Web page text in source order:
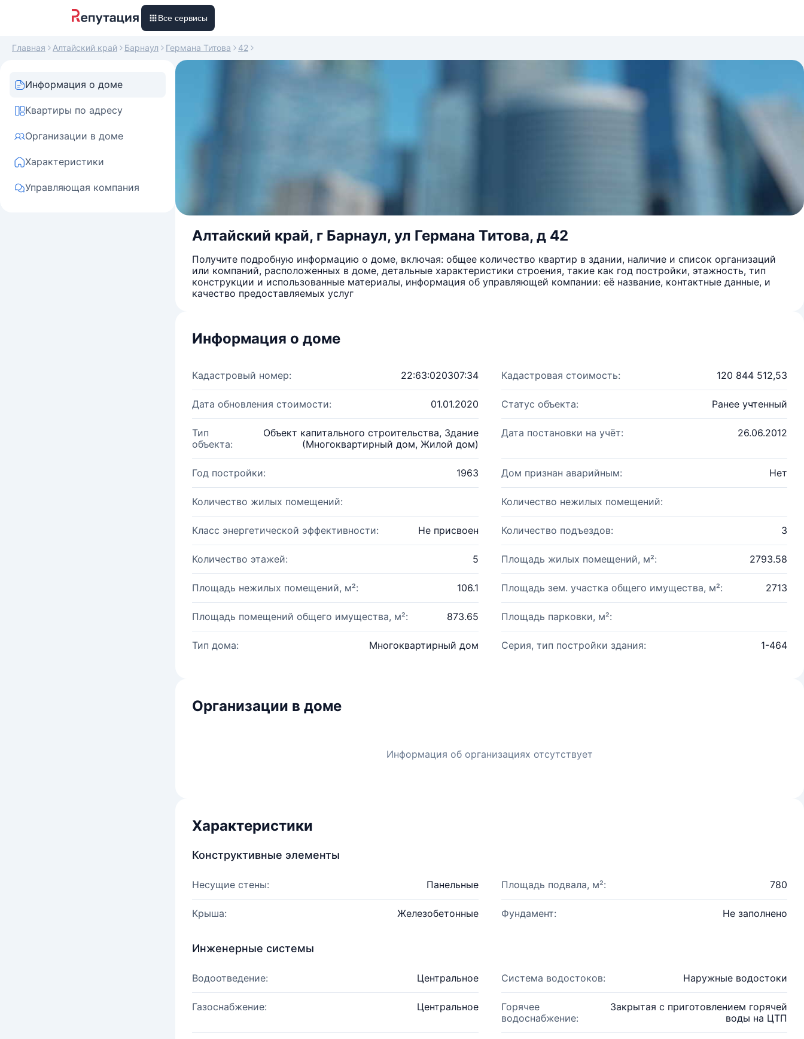
Все сервисы
Главная Алтайский край Барнаул Германа Титова 42
Информация о доме
Квартиры по адресу
Организации в доме
Характеристики
Управляющая компания
Алтайский край, г Барнаул, ул Германа Титова, д 42
Получите подробную информацию о доме, включая: общее количество квартир в здании, наличие и список организаций
или компаний, расположенных в доме, детальные характеристики строения, такие как год постройки, этажность, тип
конструкции и использованные материалы, информация об управляющей компании: её название, контактные данные, и
качество предоставляемых услуг
Информация о доме
Кадастровый номер: 22:63:020307:34 Кадастровая стоимость: 120 844 512,53
Дата обновления стоимости: 01.01.2020 Статус объекта: Ранее учтенный
Тип
объекта:
Объект капитального строительства, Здание
(Многоквартирный дом, Жилой дом)
Дата постановки на учёт: 26.06.2012
Год постройки: 1963 Дом признан аварийным: Нет
Количество жилых помещений: Количество нежилых помещений:
Класс энергетической эффективности: Не присвоен Количество подъездов: 3
Количество этажей: 5 Площадь жилых помещений, м²: 2793.58
Площадь нежилых помещений, м²: 106.1 Площадь зем. участка общего имущества, м²: 2713
Площадь помещений общего имущества, м²: 873.65 Площадь парковки, м²:
Тип дома: Многоквартирный дом Серия, тип постройки здания: 1-464
Организации в доме
Информация об организациях отсутствует
Характеристики
Конструктивные элементы
Несущие стены: Панельные Площадь подвала, м²: 780
Крыша: Железобетонные Фундамент: Не заполнено
Инженерные системы
Водоотведение: Центральное Система водостоков: Наружные водостоки
Газоснабжение: Центральное
Горячее
водоснабжение:
Закрытая с приготовлением горячей
воды на ЦТП